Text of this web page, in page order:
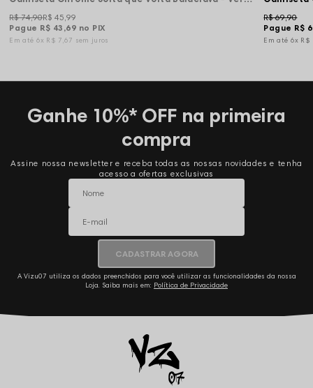
Pague R$ 43,69 no PIX
R$ 74,90R$ 45,99
6x R$ 7,67 sem juros
Pague R$
R$ 69,90
6x R$
Ganhe 10%* OFF na primeira
compra
Assine nossa newsletter e receba todas as nossas novidades e tenha
acesso a ofertas exclusivas
CADASTRAR AGORA
A Vizu07 utiliza os dados preenchidos para você utilizar as funcionalidades da nossa
Loja. Saiba mais em: Política de Privacidade